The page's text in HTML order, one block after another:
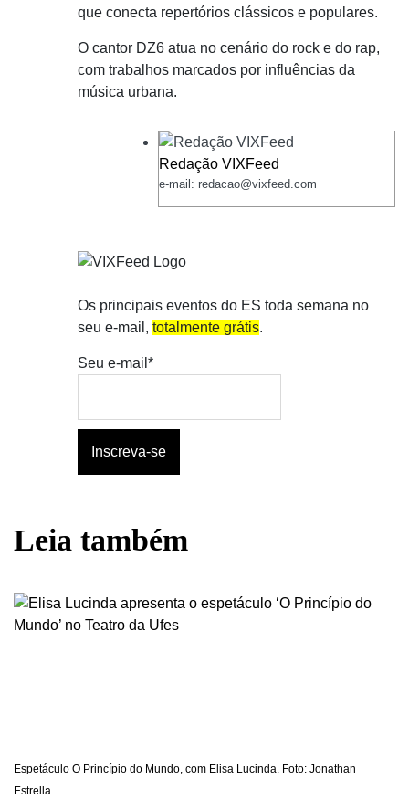
que conecta repertórios clássicos e populares.
O cantor DZ6 atua no cenário do rock e do rap,
com trabalhos marcados por influências da
música urbana.
Redação VIXFeed
e-mail: redacao@vixfeed.com
Os principais eventos do ES toda semana no
seu e-mail, totalmente grátis.
Seu e-mail*
Leia também
Espetáculo O Princípio do Mundo, com Elisa Lucinda. Foto: Jonathan
Estrella